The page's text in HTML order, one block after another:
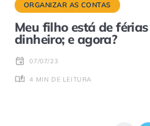
ORGANIZAR AS CONTAS
Meu filho está de
dinheiro; e agora?
07/07/23
4 MIN DE LEITURA